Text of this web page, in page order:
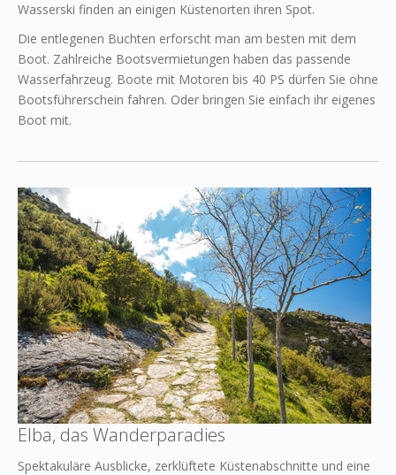
Wasserski finden an einigen Küstenorten ihren Spot.
Die entlegenen Buchten erforscht man am besten mit dem
Boot. Zahlreiche Bootsvermietungen haben das passende
Wasserfahrzeug. Boote mit Motoren bis 40 PS dürfen Sie ohne
Bootsführerschein fahren. Oder bringen Sie einfach ihr eigenes
Boot mit.
Elba, das Wanderparadies
Spektakuläre Ausblicke, zerklüftete Küstenabschnitte und eine